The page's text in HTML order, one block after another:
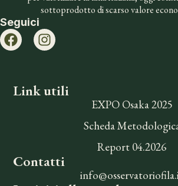
sottoprodotto di scarso valore
Seguici
Link utili
EXPO Osaka 2025
Scheda
Report 04.2026
Contatti